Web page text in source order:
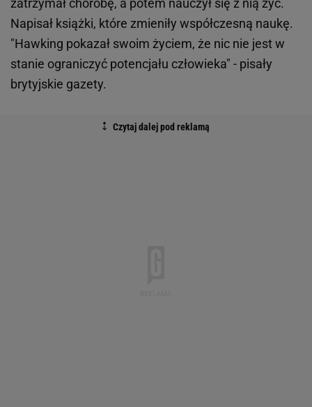
zatrzymał chorobę, a potem nauczył się z nią żyć.
Napisał książki, które zmieniły współczesną naukę.
"Hawking pokazał swoim życiem, że nic nie jest w
stanie ograniczyć potencjału człowieka" - pisały
brytyjskie gazety.